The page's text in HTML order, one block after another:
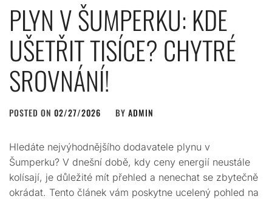
PLYN V ŠUMPERKU: KDE
UŠETŘIT TISÍCE? CHYTRÉ
SROVNÁNÍ!
POSTED ON 02/27/2026 BY ADMIN
Hledáte nejvýhodnějšího dodavatele plynu v
Šumperku? V dnešní době, kdy ceny energií neustále
kolísají, je důležité mít přehled a nenechat se zbytečně
okrádat. Tento článek vám poskytne ucelený pohled na